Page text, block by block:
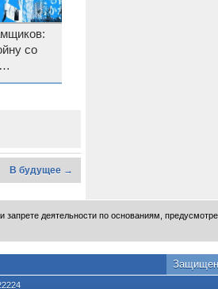
со
В будущее →
запрете деятельности по основаниям,